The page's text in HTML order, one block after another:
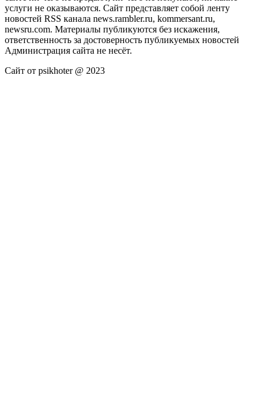
услуги не оказываются. Сайт представляет собой ленту
новостей RSS канала news.rambler.ru, kommersant.ru,
newsru.com. Материалы публикуются без искажения,
ответственность за достоверность публикуемых новостей
Администрация сайта не несёт.
Сайт от psikhoter @ 2023